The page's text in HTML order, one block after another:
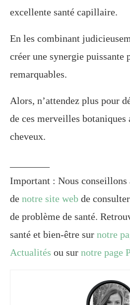
excellente santé capillaire.
En les combinant
créer une synergie puissante
remarquables.
Alors, n’attendez plus pour
de ces merveilles botaniques
cheveux.
Important : Nous conseillons
de notre site web de
de problème de santé.
santé et bien-être sur notre
Actualités ou sur notre page